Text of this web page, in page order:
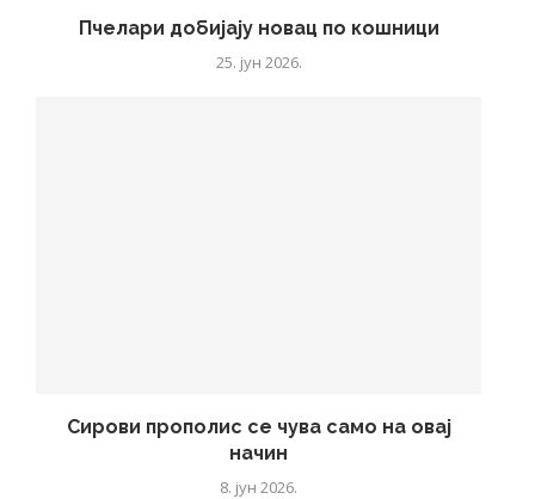
Пчелари добијају новац по кошници
25. јун 2026.
Сирови прополис се чува само на овај
начин
8. јун 2026.